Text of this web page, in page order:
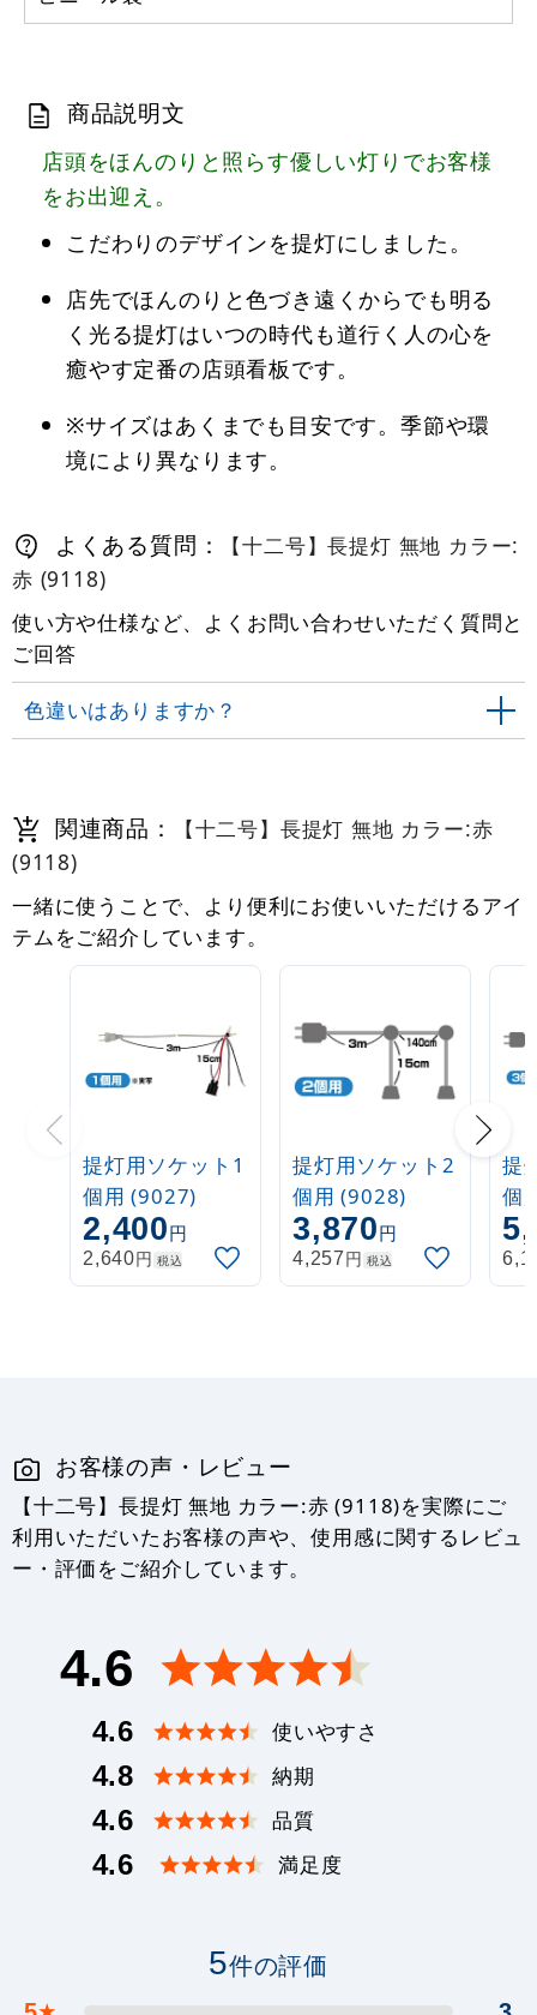
商品説明文
店頭をほんのりと照らす優しい灯りでお客様
をお出迎え。
こだわりのデザインを提灯にしました。
店先でほんのりと色づき遠くからでも明る
く光る提灯はいつの時代も道行く人の心を
癒やす定番の店頭看板です。
※サイズはあくまでも目安です。季節や環
境により異なります。
よくある質問：
【十二号】長提灯 無地 カラー:
赤 (9118)
使い方や仕様など、よくお問い合わせいただく質問と
ご回答
色違いはありますか？
関連商品：
【十二号】長提灯 無地 カラー:赤
(9118)
一緒に使うことで、より便利にお使いいただけるアイ
テムをご紹介しています。
提灯用ソケット1
個用 (9027)
2,400円
2,640円 税込
提灯用ソケット2
個用 (9028)
3,870円
4,257円 税込
提
個
お客様の声・レビュー
【十二号】長提灯 無地 カラー:赤 (9118)を実際にご
利用いただいたお客様の声や、使用感に関するレビュ
ー・評価をご紹介しています。
4.6
4.6 使いやすさ
4.8 納期
4.6 品質
4.6 満足度
5件の評価
★